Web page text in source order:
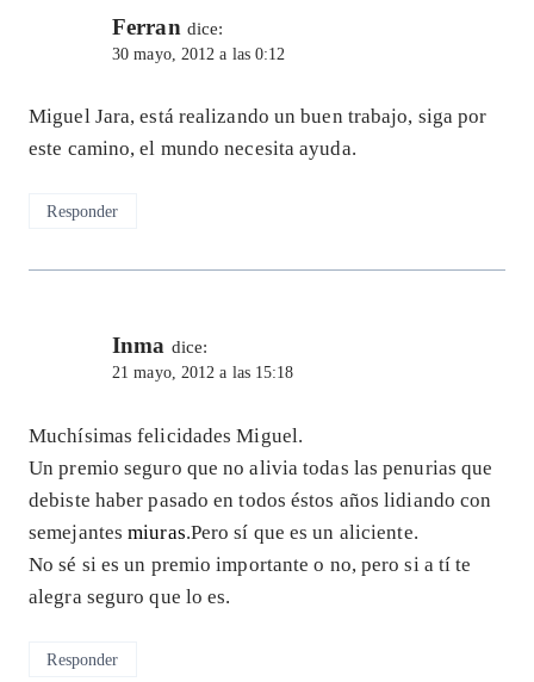
Ferran dice:
30 mayo, 2012 a las 0:12
Miguel Jara, está realizando un buen trabajo, siga por
este camino, el mundo necesita ayuda.
Responder
Inma dice:
21 mayo, 2012 a las 15:18
Muchísimas felicidades Miguel.
Un premio seguro que no alivia todas las penurias que
debiste haber pasado en todos éstos años lidiando con
semejantesmiuras.Pero sí que es un aliciente.
No sé si es un premio importante o no, pero si a tí te
alegra seguro que lo es.
Responder